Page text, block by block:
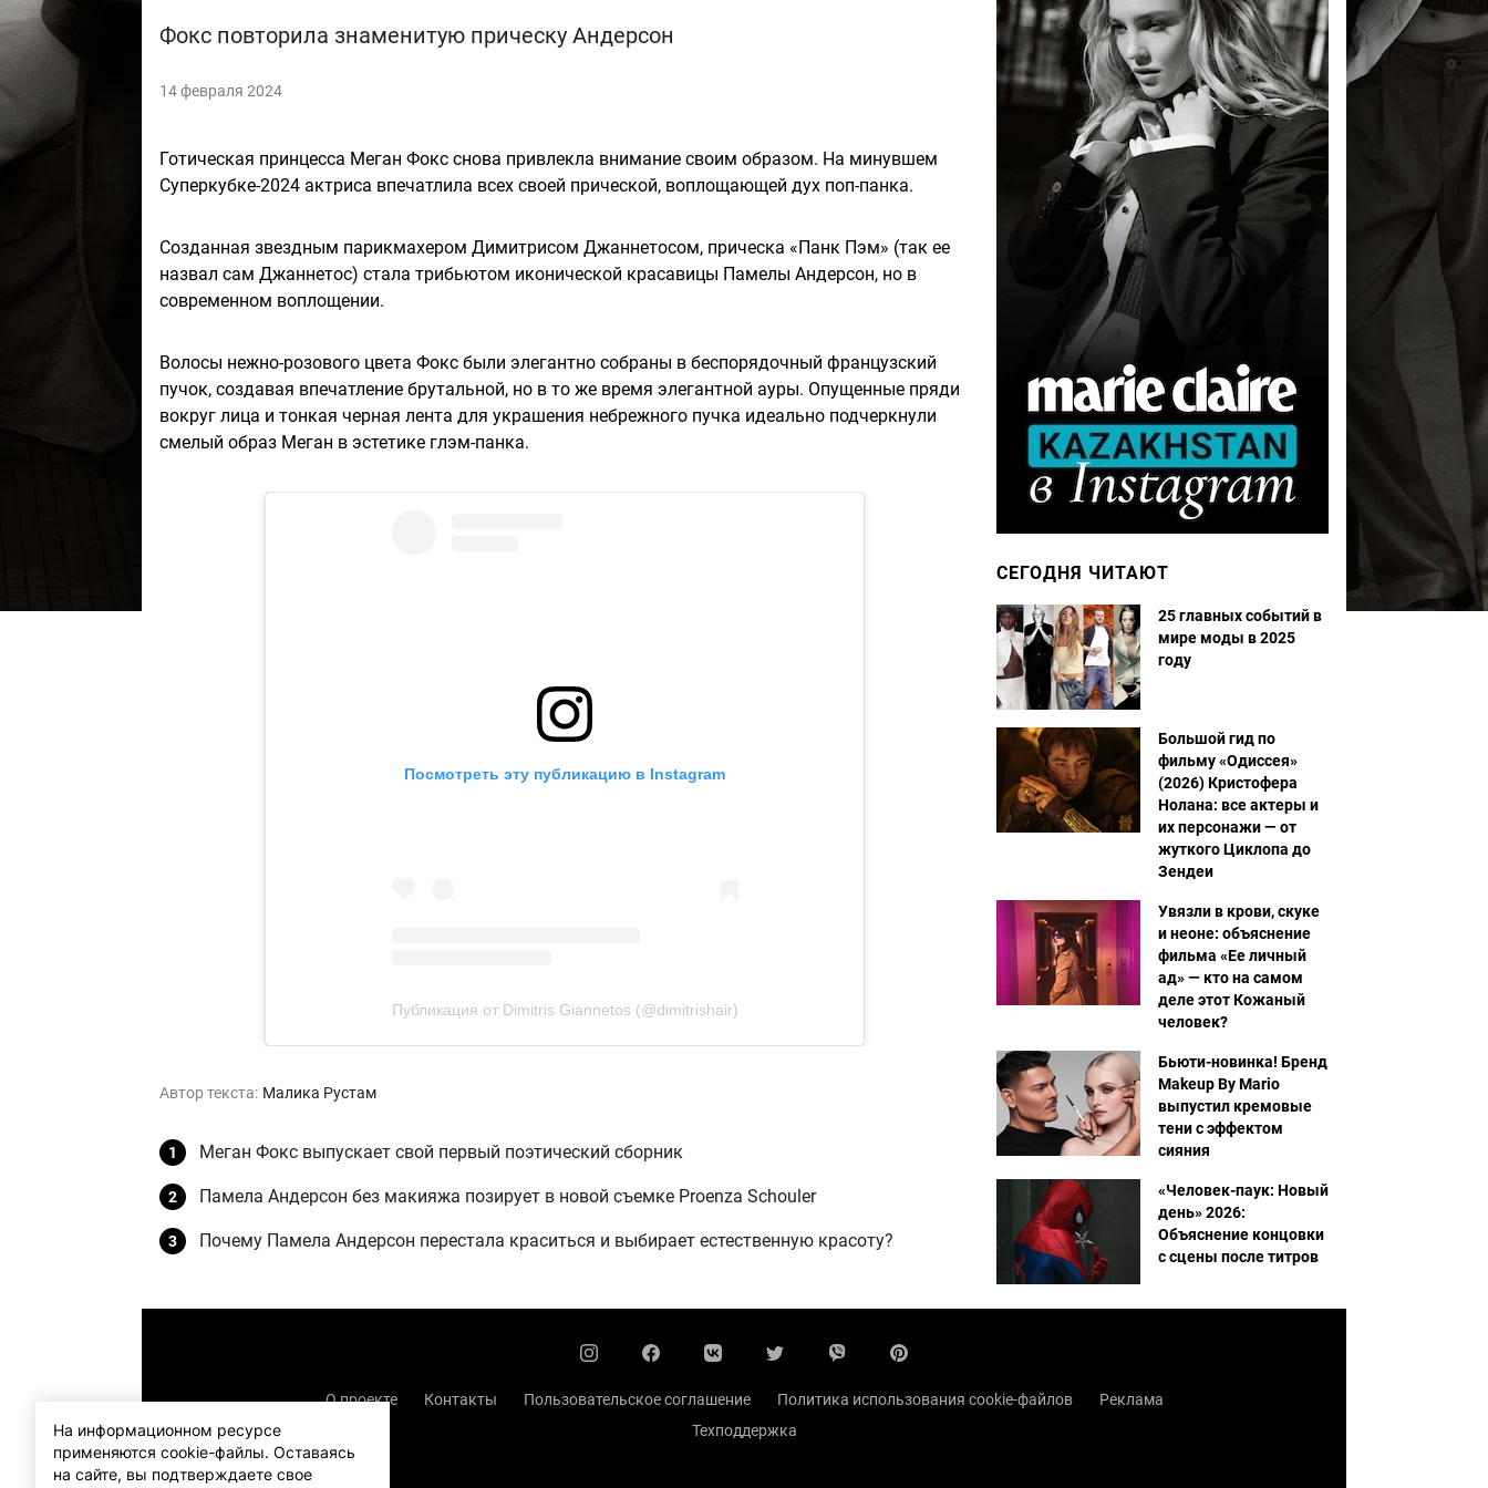
Фокс повторила знаменитую прическу Андерсон
14 февраля 2024
Готическая принцесса Меган Фокс снова привлекла внимание своим образом. На минувшем
Суперкубке-2024 актриса впечатлила всех своей прической, воплощающей дух поп-панка.
Созданная звездным парикмахером Димитрисом Джаннетосом, прическа «Панк Пэм» (так ее
назвал сам Джаннетос) стала трибьютом иконической красавицы Памелы Андерсон, но в
современном воплощении.
Волосы нежно-розового цвета Фокс были элегантно собраны в беспорядочный французский
пучок, создавая впечатление брутальной, но в то же время элегантной ауры. Опущенные пряди
вокруг лица и тонкая черная лента для украшения небрежного пучка идеально подчеркнули
смелый образ Меган в эстетике глэм-панка.
Посмотреть эту публикацию в Instagram
Публикация от Dimitris Giannetos (@dimitrishair)
Автор текста: Малика Рустам
Меган Фокс выпускает свой первый поэтический сборник
Памела Андерсон без макияжа позирует в новой съемке Proenza Schouler
Почему Памела Андерсон перестала краситься и выбирает естественную красоту?
СЕГОДНЯ ЧИТАЮТ
25 главных событий в
мире моды в 2025
году
Большой гид по
фильму «Одиссея»
(2026) Кристофера
Нолана: все актеры и
их персонажи — от
жуткого Циклопа до
Зендеи
Увязли в крови, скуке
и неоне: объяснение
фильма «Ее личный
ад» — кто на самом
деле этот Кожаный
человек?
Бьюти-новинка! Бренд
Makeup By Mario
выпустил кремовые
тени с эффектом
сияния
«Человек-паук: Новый
день» 2026:
Объяснение концовки
с сцены после титров
О проекте Контакты Пользовательское соглашение Политика использования cookie-файлов
Реклама
Техподдержка
На информационном ресурсе
применяются cookie-файлы. Оставаясь
на сайте, вы подтверждаете свое